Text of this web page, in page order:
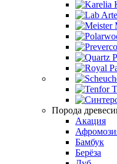
Порода
Акация
Бамбук
Берёза